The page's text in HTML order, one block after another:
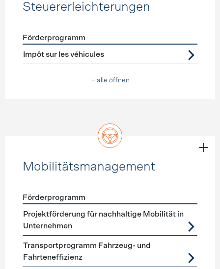
Steuererleichterungen
Förderprogramme Steuererleichterungen
Förderprogramm
Impôt sur les véhicules
+ alle öffnen
Mobilitätsmanagement
Förderprogramme Mobilitätsmanagement
Förderprogramm
Projektförderung für nachhaltige Mobilität in
Unternehmen
Transportprogramm Fahrzeug- und
Fahrteneffizienz